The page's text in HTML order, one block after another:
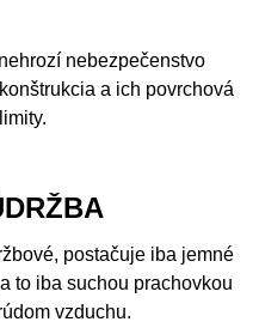
nebezpečenstvo
a ich povrchová
postačuje iba jemné
to iba suchou prachovkou
vzduchu.